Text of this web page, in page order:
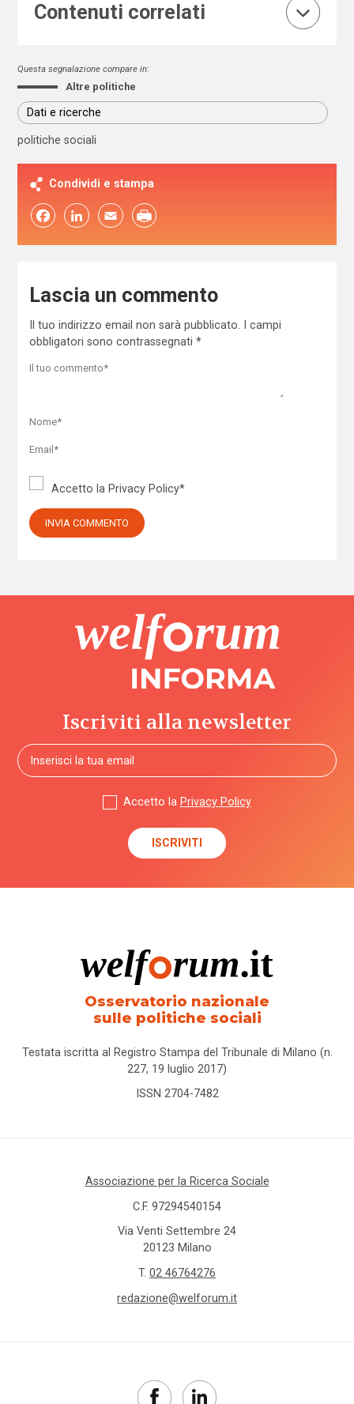
Contenuti correlati
Questa segnalazione compare in:
Altre politiche
Dati e ricerche
politiche sociali
Condividi e stampa
FacebookLinkedIn Email
Lascia un commento
Il tuo indirizzo email non sarà pubblicato.
I campi
obbligatori sono contrassegnati *
Accetto la Privacy Policy*
Iscriviti alla newsletter
Accetto la Privacy Policy
Osservatorio nazionale
sulle politiche sociali
Testata iscritta al Registro Stampa del Tribunale di Milano (n.
227, 19 luglio 2017)
ISSN 2704-7482
Associazione per la Ricerca Sociale
C.F. 97294540154
Via Venti Settembre 24
20123 Milano
T. 02 46764276
redazione@welforum.it